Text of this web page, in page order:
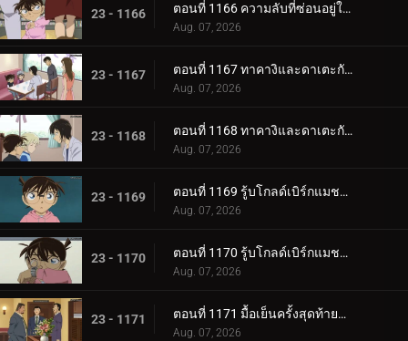
23 - 1166 ตอนที่ 1166 ความลับที่ซ่อนอยู่ในการ์ด
Aug. 07, 2026
23 - 1167 ตอนที่ 1167 ทาคางิและดาเตะกับสมุดบันทึกแห่งคำสัญญา (ตอนแรก)
Aug. 07, 2026
23 - 1168 ตอนที่ 1168 ทาคางิและดาเตะกับสมุดบันทึกแห่งคำสัญญา (ตอนจบ)
Aug. 07, 2026
23 - 1169 ตอนที่ 1169 รู้บโกลด์เบิร์กแมชชีน (ตอนแรก)
Aug. 07, 2026
23 - 1170 ตอนที่ 1170 รู้บโกลด์เบิร์กแมชชีน (ตอนจบ)
Aug. 07, 2026
23 - 1171 ตอนที่ 1171 มื้อเย็นครั้งสุดท้ายแด่คุณ
Aug. 07, 2026